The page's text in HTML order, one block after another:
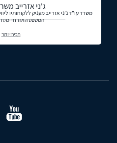
ג'ני אזרייב
משרד עו"ד ג'ני אזרייב מעניק ללקוחותיו
המשפט האזרחי-
תכירו יותר